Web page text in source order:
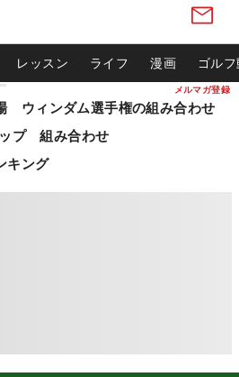
メルマガ登録
レッスン ライフ 漫画 ゴル
ウィンダム選手権の組み合わせ
プ 組み合わせ
キング